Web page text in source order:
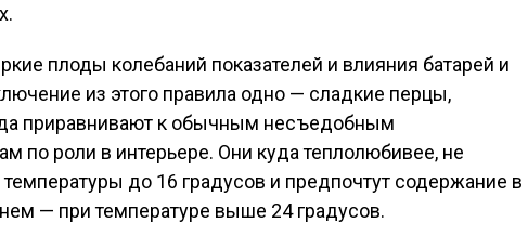
плоды колебаний показателей и влияния батарей и
из этого правила одно — сладкие перцы,
приравнивают к обычным несъедобным
по роли в интерьере. Они куда теплолюбивее, не
до 16 градусов и предпочтут содержание в
— при температуре выше 24 градусов.